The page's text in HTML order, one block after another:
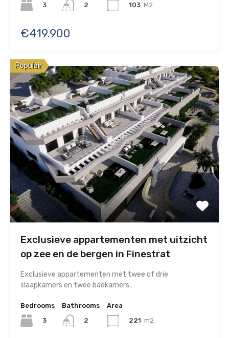
3
2
103 M2
€419.900
Populair
Exclusieve appartementen met uitzicht
op zee en de bergen in Finestrat
Exclusieve appartementen met twee of drie
slaapkamers en twee badkamers.…
Bedrooms
3
Bathrooms
2
Area
221 m2